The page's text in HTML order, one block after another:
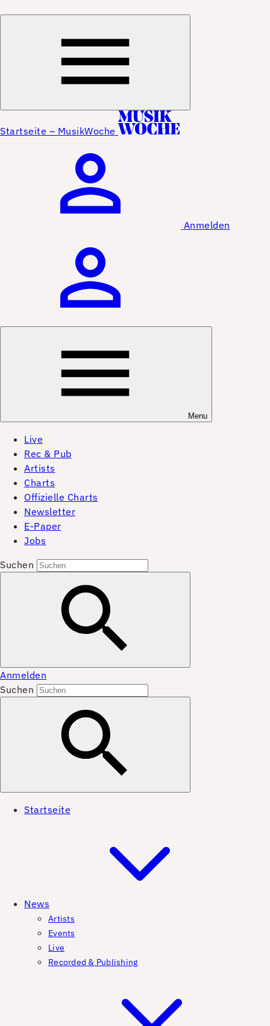
Startseite – MusikWoche
Anmelden
Menu
Live
Rec & Pub
Artists
Charts
Offizielle Charts
Newsletter
E-Paper
Jobs
Suchen
Anmelden
Suchen
Startseite
News
Artists
Events
Live
Recorded & Publishing